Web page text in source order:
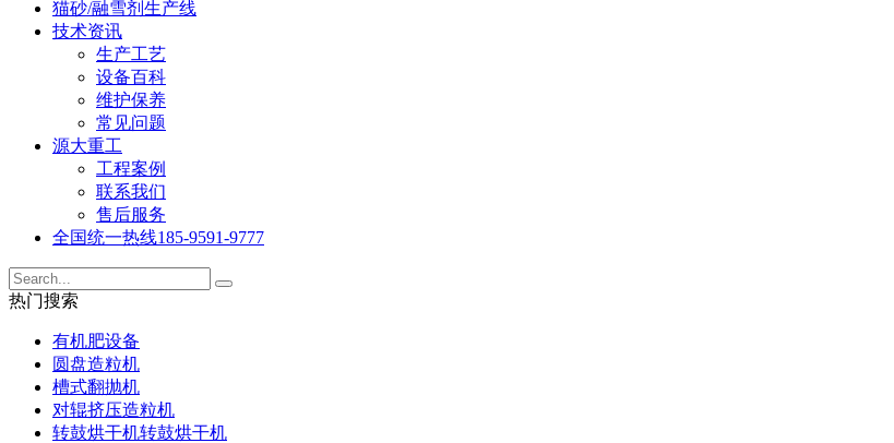
猫砂/融雪剂生产线
技术资讯
生产工艺
设备百科
维护保养
常见问题
源大重工
工程案例
联系我们
售后服务
全国统一热线185-9591-9777
热门搜索
有机肥设备
圆盘造粒机
槽式翻抛机
对辊挤压造粒机
转鼓烘干机转鼓烘干机